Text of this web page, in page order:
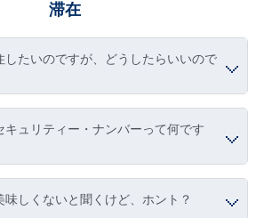
滞在
したいのですが、どうしたらいいので
キュリティー・ナンバーって何です
味しくないと聞くけど、ホント？